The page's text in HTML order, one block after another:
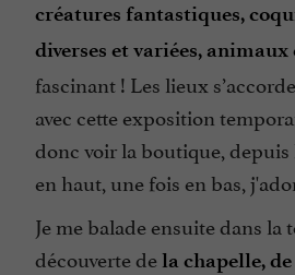
créatures fantastiques,
diverses et variées,
fascinant ! Les lieux
avec cette exposition
donc voir la boutique, depuis
en haut, une fois en bas,
Je me balade ensuite dans la
découverte dela chapelle,